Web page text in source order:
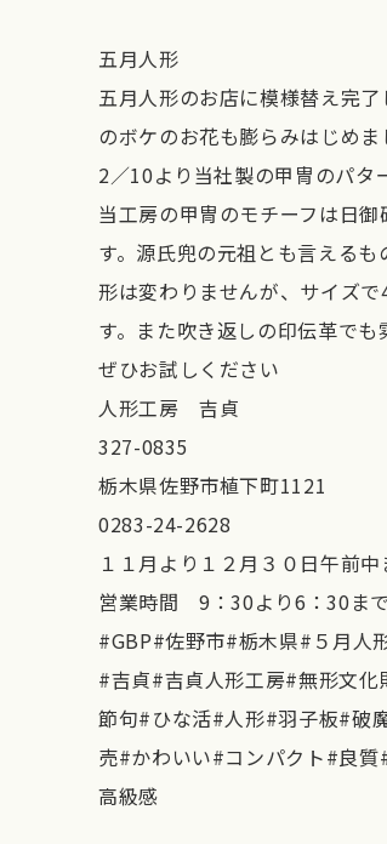
五月人形
五月人形のお店に模様替え完
のボケのお花も膨らみはじめま
2／10より当社製の甲冑のパタ
当工房の甲冑のモチーフは日
す。源氏兜の元祖とも言えるも
形は変わりませんが、サイズ
す。また吹き返しの印伝革でも
ぜひお試しください
人形工房 吉貞
327-0835
栃木県佐野市植下町1121
0283-24-2628
１１月より１２月３０日午前
営業時間 9：30より6：30まで
#GBP#佐野市#栃木県#５月人
#吉貞#吉貞人形工房#無形文
節句#ひな活#人形#羽子板#破
売#かわいい#コンパクト#良
高級感